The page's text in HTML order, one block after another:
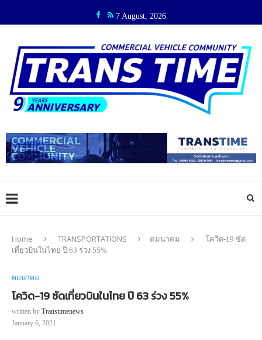
7 August, 2026
Home TRANSPORTATIONS คมนาคม
โควิด-19 ซัด
เที่ยวบินในไทย ปี 63 ร่วง 55%
คมนาคม
โควิด-19 ซัดเที่ยวบินในไทย ปี 63 ร่วง 55%
written by Transtimenews
January 6, 2021